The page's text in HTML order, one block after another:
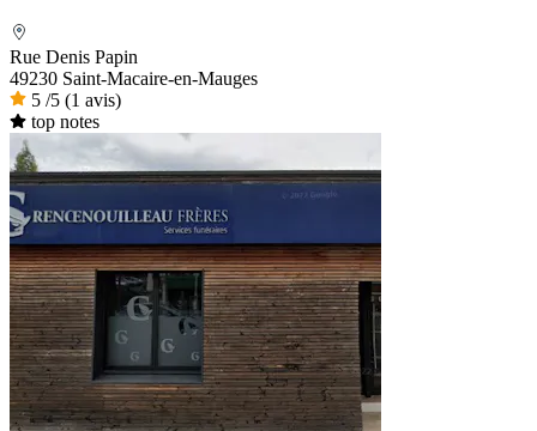
Rue Denis Papin
49230 Saint-Macaire-en-Mauges
5 /5 (1 avis)
top notes